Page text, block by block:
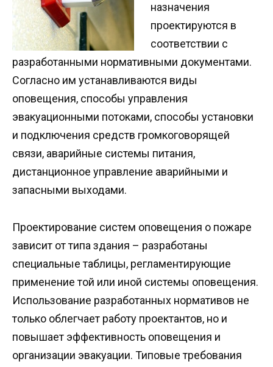
назначения
проектируются в
соответствии с
разработанными нормативными документами.
Согласно им устанавливаются виды
оповещения, способы управления
эвакуационными потоками, способы установки
и подключения средств громкоговорящей
связи, аварийные системы питания,
дистанционное управление аварийными и
запасными выходами.
Проектирование систем оповещения о пожаре
зависит от типа здания – разработаны
специальные таблицы, регламентирующие
применение той или иной системы оповещения.
Использование разработанных нормативов не
только облегчает работу проектантов, но и
повышает эффективность оповещения и
организации эвакуации. Типовые требования